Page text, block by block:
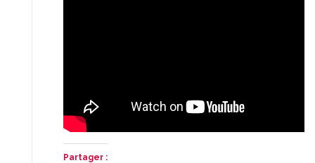
Partager :